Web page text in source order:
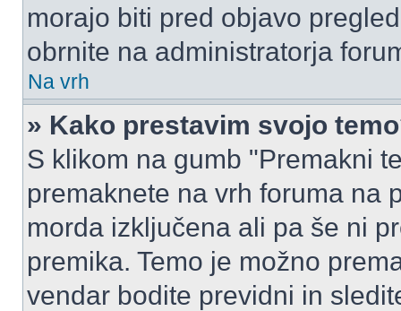
morajo biti pred objavo
obrnite na administratorja
Na vrh
» Kako prestavim svojo
S klikom na gumb "Premakni
premaknete na vrh foruma na
morda izključena ali pa še ni
premika. Temo je možno
vendar bodite previdni in